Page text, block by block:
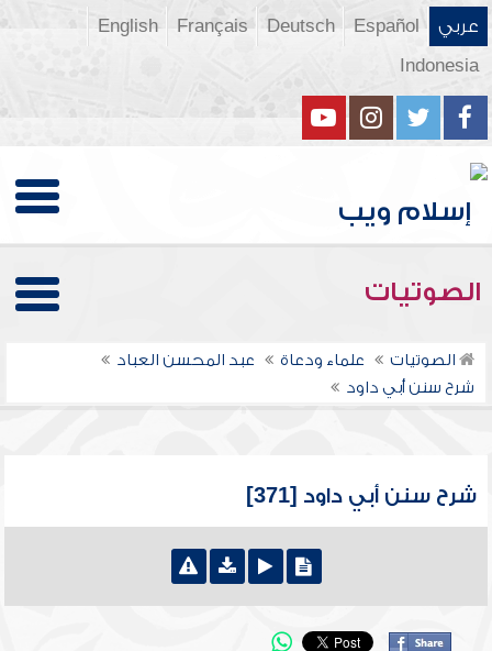
عربي Español
Deutsch
Français
English
Indonesia
الصوتيات
الصوتيات علماء ودعاة
عبد المحسن العباد
شرح سنن أبي داود
شرح سنن أبي داود [371]